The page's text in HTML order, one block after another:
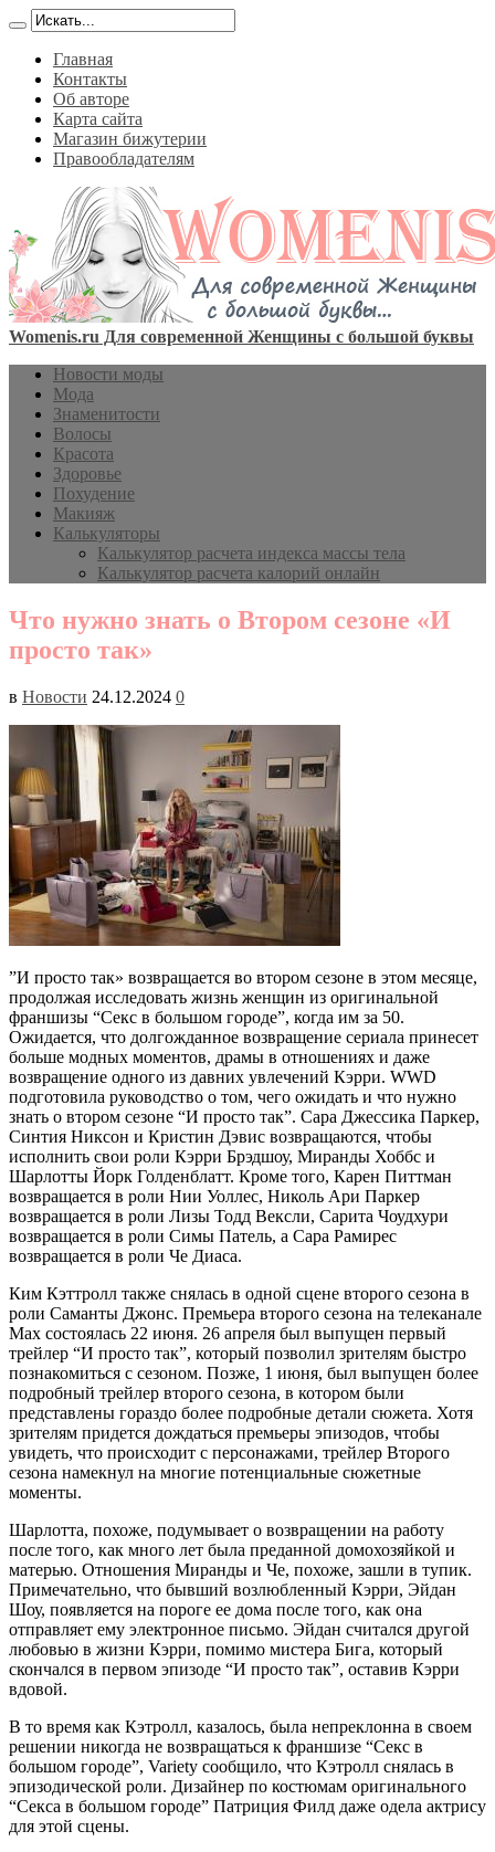
Главная
Контакты
Об авторе
Карта сайта
Магазин бижутерии
Правообладателям
Womenis.ru Для современной Женщины с большой буквы
Новости моды
Мода
Знаменитости
Волосы
Красота
Здоровье
Похудение
Макияж
Калькуляторы
Калькулятор расчета индекса массы тела
Калькулятор расчета калорий онлайн
Что нужно знать о Втором сезоне «И
просто так»
в Новости 24.12.2024 0
”И просто так» возвращается во втором сезоне в этом месяце,
продолжая исследовать жизнь женщин из оригинальной
франшизы “Секс в большом городе”, когда им за 50.
Ожидается, что долгожданное возвращение сериала принесет
больше модных моментов, драмы в отношениях и даже
возвращение одного из давних увлечений Кэрри. WWD
подготовила руководство о том, чего ожидать и что нужно
знать о втором сезоне “И просто так”. Сара Джессика Паркер,
Синтия Никсон и Кристин Дэвис возвращаются, чтобы
исполнить свои роли Кэрри Брэдшоу, Миранды Хоббс и
Шарлотты Йорк Голденблатт. Кроме того, Карен Питтман
возвращается в роли Нии Уоллес, Николь Ари Паркер
возвращается в роли Лизы Тодд Вексли, Сарита Чоудхури
возвращается в роли Симы Патель, а Сара Рамирес
возвращается в роли Че Диаса.
Ким Кэттролл также снялась в одной сцене второго сезона в
роли Саманты Джонс. Премьера второго сезона на телеканале
Max состоялась 22 июня. 26 апреля был выпущен первый
трейлер “И просто так”, который позволил зрителям быстро
познакомиться с сезоном. Позже, 1 июня, был выпущен более
подробный трейлер второго сезона, в котором были
представлены гораздо более подробные детали сюжета. Хотя
зрителям придется дождаться премьеры эпизодов, чтобы
увидеть, что происходит с персонажами, трейлер Второго
сезона намекнул на многие потенциальные сюжетные
моменты.
Шарлотта, похоже, подумывает о возвращении на работу
после того, как много лет была преданной домохозяйкой и
матерью. Отношения Миранды и Че, похоже, зашли в тупик.
Примечательно, что бывший возлюбленный Кэрри, Эйдан
Шоу, появляется на пороге ее дома после того, как она
отправляет ему электронное письмо. Эйдан считался другой
любовью в жизни Кэрри, помимо мистера Бига, который
скончался в первом эпизоде “И просто так”, оставив Кэрри
вдовой.
В то время как Кэтролл, казалось, была непреклонна в своем
решении никогда не возвращаться к франшизе “Секс в
большом городе”, Variety сообщило, что Кэтролл снялась в
эпизодической роли. Дизайнер по костюмам оригинального
“Секса в большом городе” Патриция Филд даже одела актрису
для этой сцены.